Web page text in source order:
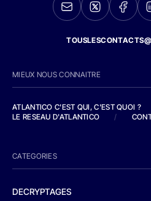
MIEUX NOUS CONNAITRE
ATLANTICO C'EST QUI, C'EST QUOI ?
LE RESEAU D'ATLANTICO
/
CATEGORIES
DECRYPTAGES